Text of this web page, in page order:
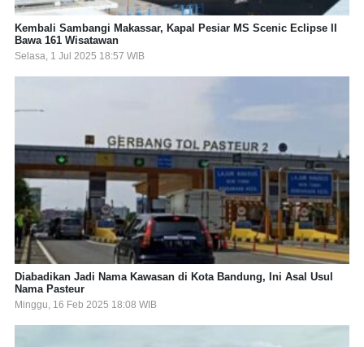
Kembali Sambangi Makassar, Kapal Pesiar MS Scenic Eclipse II
Bawa 161 Wisatawan
Selasa, 1 Jul 2025 18:57 WIB
Diabadikan Jadi Nama Kawasan di Kota Bandung, Ini Asal Usul
Nama Pasteur
Minggu, 16 Feb 2025 18:08 WIB